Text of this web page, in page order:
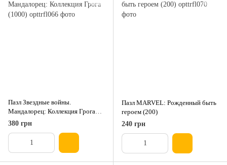
Пазл Звездные войны.
Мандалорец: Коллекция Грога
(1000)
380 грн
Пазл MARVEL: Рожденный быть
героем (200)
240 грн